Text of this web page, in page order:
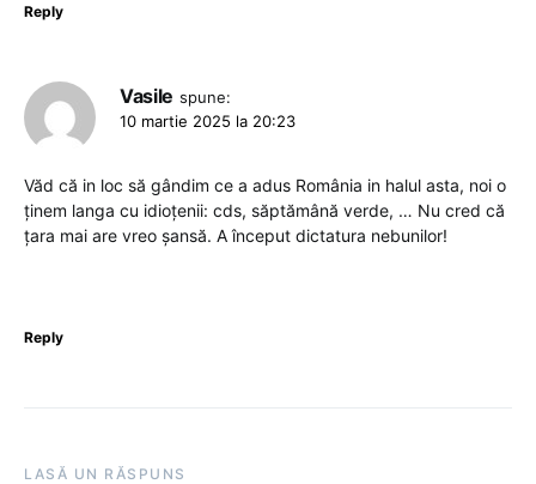
Reply
Vasile spune:
10 martie 2025 la 20:23
Văd că in loc să gândim ce a adus România in halul asta, noi o
ținem langa cu idioțenii: cds, săptămână verde, … Nu cred că
țara mai are vreo șansă. A început dictatura nebunilor!
Reply
LASĂ UN RĂSPUNS